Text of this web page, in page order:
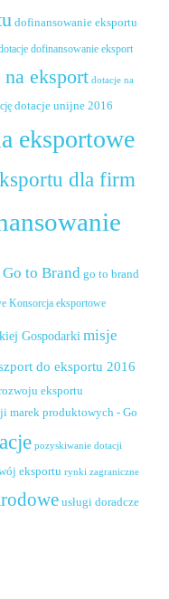
dofinansowanie eksportu
dofinansowanie eksport
eksport dotacje na
dotacje unijne 2016
eksportowe
dla firm
Go to Brand go to brand
Konsorcja eksportowe
Gospodarki misje
do eksportu 2016
eksportu
marek produktowych - Go
pozyskiwanie dotacji
eksportu rynki zagraniczne
usługi doradcze